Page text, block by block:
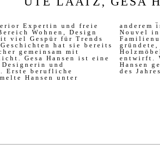
Expertin und freie
Wohnen, Design
viel Gespür für Trends
hat sie bereits
gemeinsam mit
Gesa Hansen ist eine
und
Erste berufliche
Hansen unter
von Jean
sie 2009 ihr eigenes
„The Hansen Family“
das sie hochwertige
Stil
Zeitschrift AD wurde
besten Designern
des